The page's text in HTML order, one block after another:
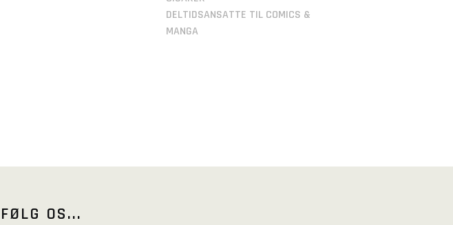
DELTIDSANSATTE TIL COMICS &
MANGA
FØLG OS...